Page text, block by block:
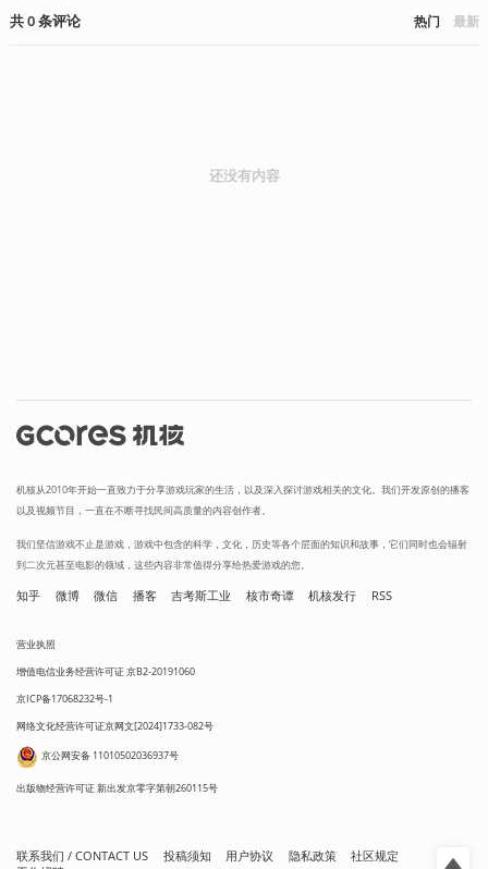
共0条评论 热门 最新
还没有内容
机核从2010年开始一直致力于分享游戏玩家的生活，以及深入探讨游戏相关的文化。我们开发原创的播客
以及视频节目，一直在不断寻找民间高质量的内容创作者。
我们坚信游戏不止是游戏，游戏中包含的科学，文化，历史等各个层面的知识和故事，它们同时也会辐射
到二次元甚至电影的领域，这些内容非常值得分享给热爱游戏的您。
知乎 微博 微信 播客 吉考斯工业 核市奇谭 机核发行 RSS
营业执照
增值电信业务经营许可证 京B2-20191060
京ICP备17068232号-1
网络文化经营许可证京网文[2024]1733-082号
京公网安备 11010502036937号
出版物经营许可证 新出发京零字第朝260115号
联系我们 / CONTACT US 投稿须知 用户协议 隐私政策
社区规定